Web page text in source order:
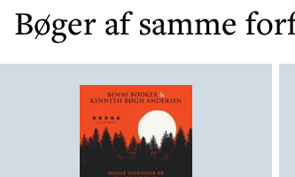
Bøger af samme